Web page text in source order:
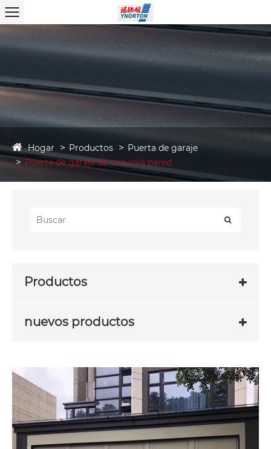
Hogar Productos
Puerta de garaje
Puerta de garaje de una sola pared
Productos
nuevos productos